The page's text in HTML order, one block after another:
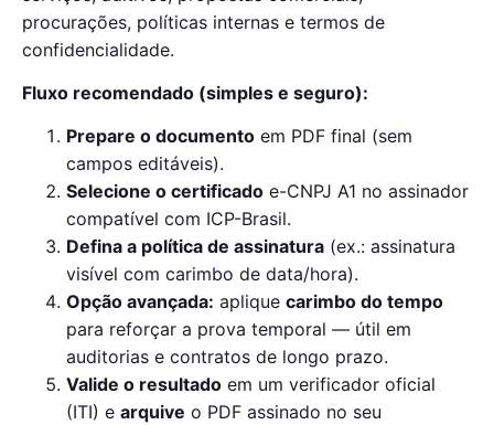
procurações, políticas internas e termos de
confidencialidade.
Fluxo recomendado (simples e seguro):
Prepare o documento em PDF final (sem
campos editáveis).
Selecione o certificado e-CNPJ A1 no assinador
compatível com ICP-Brasil.
Defina a política de assinatura (ex.: assinatura
visível com carimbo de data/hora).
Opção avançada: aplique carimbo do tempo
para reforçar a prova temporal — útil em
auditorias e contratos de longo prazo.
Valide o resultado em um verificador oficial
(ITI) e arquive o PDF assinado no seu